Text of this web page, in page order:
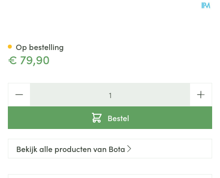
€ 79,90
Bestel
Op bestelling
Bekijk alle producten van Bota